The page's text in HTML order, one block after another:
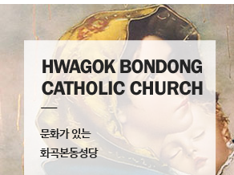
문화가 있는
화곡본동성당